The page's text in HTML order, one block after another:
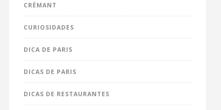
CRÉMANT
CURIOSIDADES
DICA DE PARIS
DICAS DE PARIS
DICAS DE RESTAURANTES